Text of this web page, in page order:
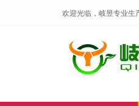
欢迎光临，岐昱专业生